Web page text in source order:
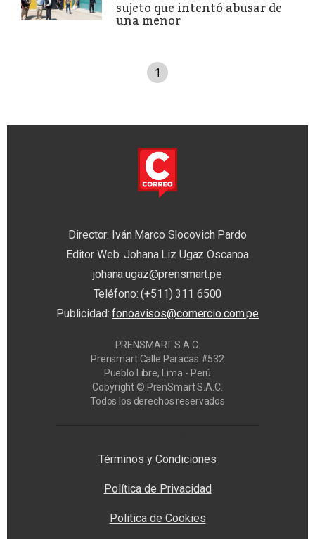
sujeto que intentó abusar de
una menor
1
Director: Iván Marco Slocovich Pardo
Editor Web: Johana Liz Ugaz Oscanoa
johana.ugaz@prensmart.pe
Teléfono: (+511) 311 6500
Publicidad:fonoavisos@comercio.com.pe
PRENSMART S.A.C.
Prensmart Calle Paracas #532
Pueblo Libre, Lima - Perú
Copyright © PrenSmart S.A.C.
Todos los derechos reservados
Términos y Condiciones
Política de Privacidad
Politica de Cookies